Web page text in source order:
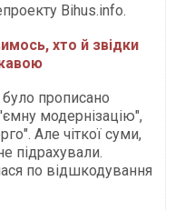
Bihus.info.
хто й звідки
було прописано
модернізацію",
Але чіткої суми,
підрахували.
по відшкодування